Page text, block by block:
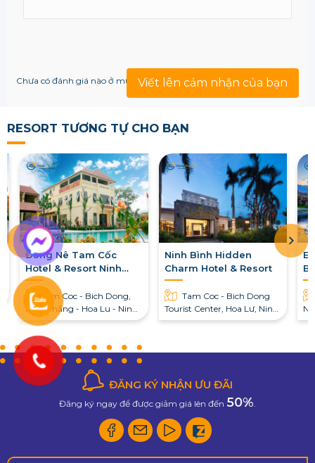
Viết lên cảm nhận của bạn
Chưa có đánh giá nào ở mục này!
RESORT TƯƠNG TỰ CHO BẠN
Đồng Nê Tam Cốc
Hotel & Resort Ninh
Bình
Tam Coc - Bich Dong,
Ninh Thăng - Hoa Lu - Ninh
Binh
Ninh Bình Hidden
Charm Hotel & Resort
Tam Coc - Bich Dong
Tourist Center, Hoa Lư, Ninh
Bình
ĐĂNG KÝ NHẬN ƯU ĐÃI
Đăng ký ngay để được giảm giá lên đến 50%.